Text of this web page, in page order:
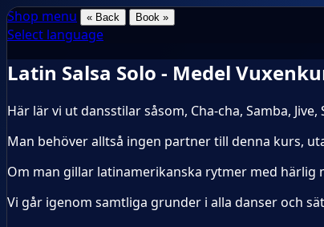
Shop menu « Back Book »
Select language
Latin Salsa Solo - Medel
Här lär vi ut dansstilar såsom, Cha-cha, Samba,
Man behöver alltså ingen partner till denna kurs,
Om man gillar latinamerikanska rytmer med
Vi går igenom samtliga grunder i alla danser och